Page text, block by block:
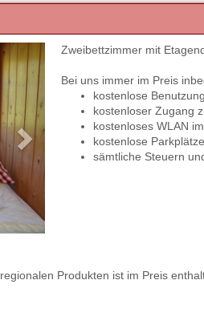
Next Zweibettzimmer mit
Bei uns immer im Preis
kostenlose
kostenloser Zugang
kostenloses WLAN
kostenlose Parkplätze
sämtliche Steuern
Produkten ist im Preis